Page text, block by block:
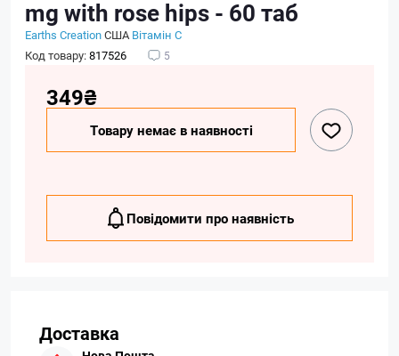
mg with rose hips - 60 таб
Earths CreationСША Вітамін C
Код товару:817526 5
349₴
Товару немає в наявності
Повідомити про наявність
Доставка